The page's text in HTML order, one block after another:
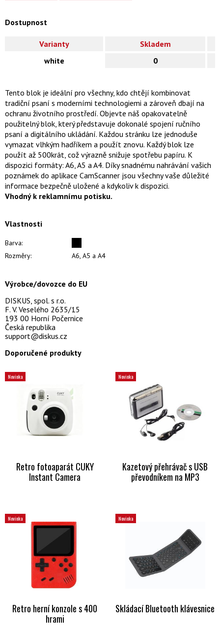
Dostupnost
Varianty
Skladem
white
0
Tento blok je ideální pro všechny, kdo chtějí kombinovat
tradiční psaní s moderními technologiemi a zároveň dbají na
ochranu životního prostředí. Objevte náš opakovatelně
použitelný blok, který představuje dokonalé spojení ručního
psaní a digitálního ukládání. Každou stránku lze jednoduše
vymazat vlhkým hadříkem a použít znovu. Každý blok lze
použít až 500krát, což výrazně snižuje spotřebu papíru. K
dispozici formáty: A6, A5 a A4. Díky snadnému nahrávání vašich
poznámek do aplikace CamScanner jsou všechny vaše důležité
informace bezpečně uložené a kdykoliv k dispozici.
Vhodný k reklamnímu potisku.
Vlastnosti
Barva:
Rozměry:
A6, A5 a A4
Výrobce/dovozce do EU
DISKUS, spol. s r.o.
F. V. Veselého 2635/15
193 00 Horní Počernice
Česká republika
support@diskus.cz
Doporučené produkty
Novinka
Retro fotoaparát CUKY
Instant Camera
Novinka
Kazetový přehrávač s USB
převodníkem na MP3
Novinka
Retro herní konzole s 400
hrami
Novinka
Skládací Bluetooth klávesnice